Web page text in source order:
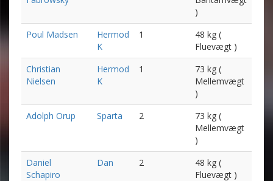
)
Poul Madsen
Hermod
K
1
48 kg (
Fluevægt )
Christian
Nielsen
Hermod
K
1
73 kg (
Mellemvægt
)
Adolph Orup
Sparta 2
73 kg (
Mellemvægt
)
Daniel
Schapiro
Dan 2
48 kg (
Fluevægt )